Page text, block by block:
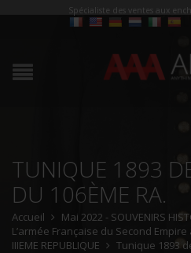
Spécialiste des ventes aux
TUNIQUE 1893
DU 106ÈME RA.
Accueil
Mai 2022 - SOUVENIRS
L’armée Française du Second
IIIEME REPUBLIQUE
Tunique 1893